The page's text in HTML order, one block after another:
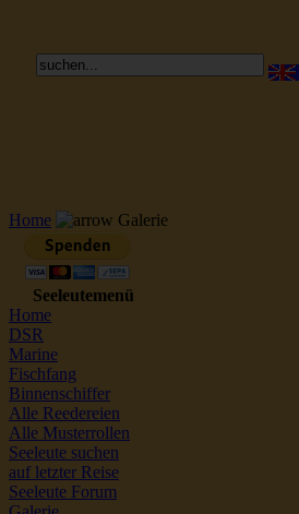
Home Galerie
Seeleutemenü
Home
DSR
Marine
Fischfang
Binnenschiffer
Alle Reedereien
Alle Musterrollen
Seeleute suchen
auf letzter Reise
Seeleute Forum